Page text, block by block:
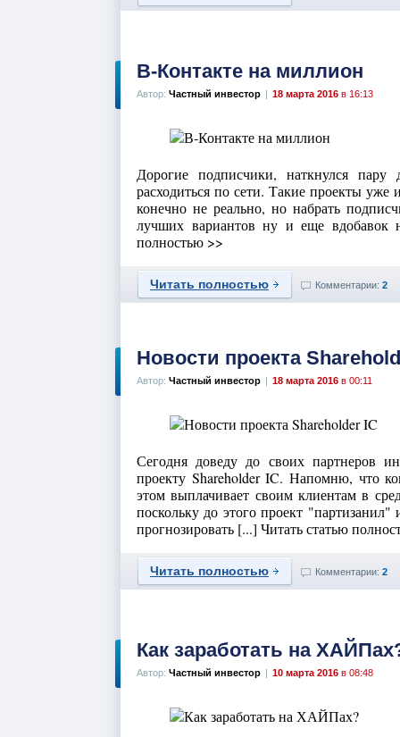
В-Контакте на миллион
Автор: Частный инвестор | 18 марта 2016 в 16:13
Дорогие подписчики, наткнулся
расходиться по сети. Такие проекты
конечно не реально, но набрать
лучших вариантов ну и еще вдобавок
полностью >>
Читать полностью Комментарии: 2
Новости проекта
Автор: Частный инвестор | 18 марта 2016 в 00:11
Сегодня доведу до своих партнеров
проекту Shareholder IC. Напомню, что
этом выплачивает своим клиентам в
поскольку до этого проект
прогнозировать [...] Читать статью
Читать полностью Комментарии: 2
Как заработать на
Автор: Частный инвестор | 10 марта 2016 в 08:48